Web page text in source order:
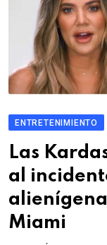
ENTRETENIMIENTO
Las
al
Miami